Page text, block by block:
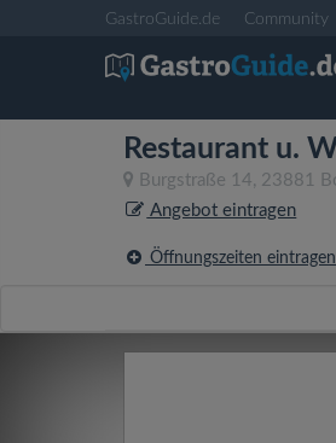
GastroGuide.de Community
Restaurant u.
Burgstraße 14, 23881
Angebot eintragen
Öffnungszeiten eintragen